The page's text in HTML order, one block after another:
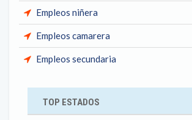
Empleos niñera
Empleos camarera
Empleos secundaria
TOP ESTADOS